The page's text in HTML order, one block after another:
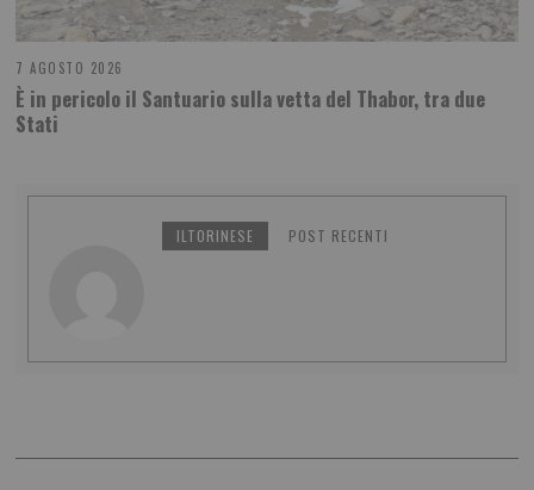
7 AGOSTO 2026
È in pericolo il Santuario sulla vetta del Thabor, tra due
Stati
ILTORINESE POST RECENTI